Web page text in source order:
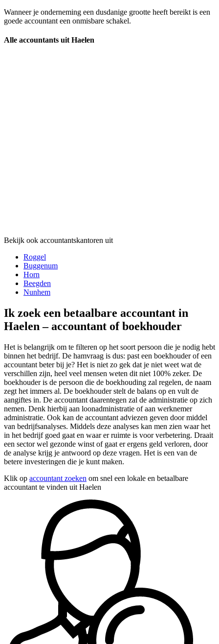
Wanneer je onderneming een dusdanige grootte heeft bereikt is een
goede accountant een onmisbare schakel.
Alle accountants uit Haelen
Bekijk ook accountantskantoren uit
Roggel
Buggenum
Horn
Beegden
Nunhem
Ik zoek een betaalbare accountant in
Haelen – accountant of boekhouder
Het is belangrijk om te filteren op het soort persoon die je nodig hebt
binnen het bedrijf. De hamvraag is dus: past een boekhouder of een
accountant beter bij je? Het is niet zo gek dat je niet weet wat de
verschillen zijn, heel veel mensen weten dit niet 100% zeker. De
boekhouder is de persoon die de boekhouding zal regelen, de naam
zegt het immers al. De boekhouder stelt de balans op en vult de
aangiftes in. De accountant daarentegen zal de administratie op zich
nemen. Denk hierbij aan loonadministratie of aan werknemer
administratie. Ook kan de accountant adviezen geven door middel
van bedrijfsanalyses. Middels deze analyses kan men zien waar het
in het bedrijf goed gaat en waar er ruimte is voor verbetering. Draait
een sector wel gezonde winst of gaat er ergens geld verloren, door
de analyse krijg je antwoord op deze vragen. Het is een van de
betere investeringen die je kunt maken.
Klik op accountant zoeken om snel een lokale en betaalbare
accountant te vinden uit Haelen